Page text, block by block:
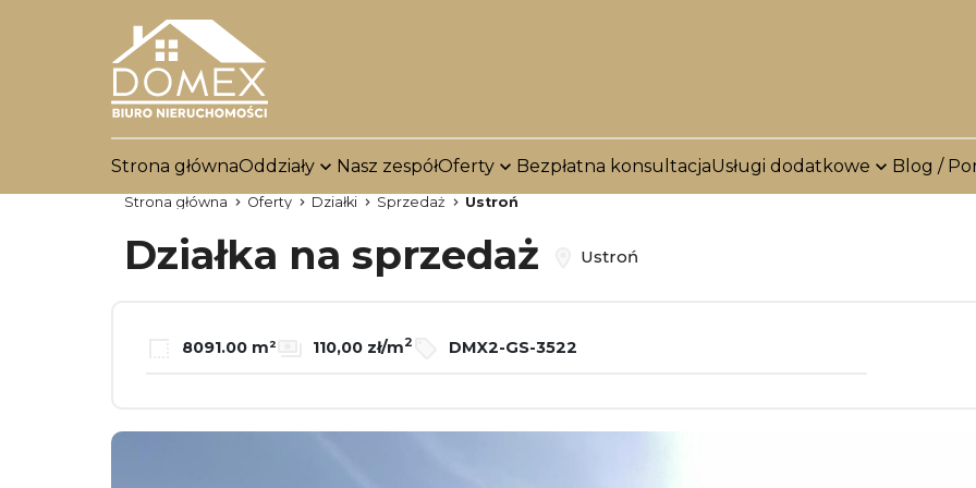
Strona głównaOddziały Nasz zespółOferty Bezpłatna konsultacjaUsługi dodatkowe Blog /
Strona główna Oferty Działki Sprzedaż Ustroń
Działka na sprzedaż Ustroń
8091.00 m² 110,00 zł/m2 DMX2-GS-3522